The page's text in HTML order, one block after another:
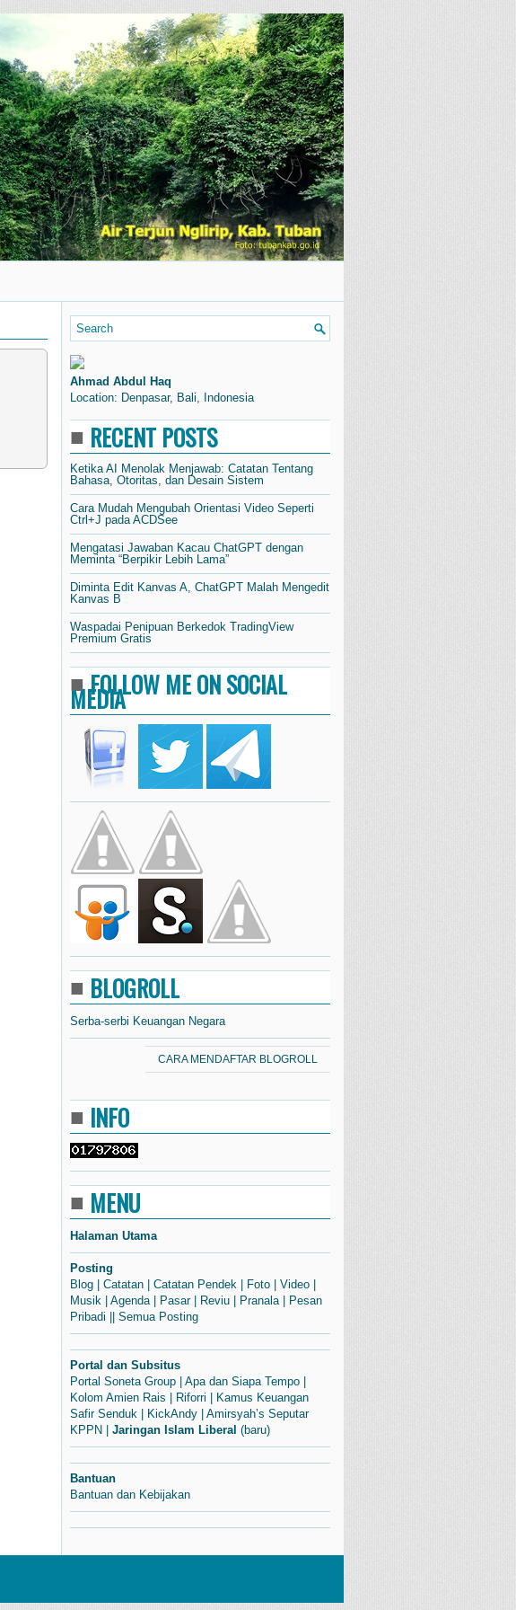
Ahmad Abdul Haq
Location: Denpasar, Bali, Indonesia
RECENT POSTS
Ketika AI Menolak Menjawab: Catatan Tentang
Bahasa, Otoritas, dan Desain Sistem
Cara Mudah Mengubah Orientasi Video Seperti
Ctrl+J pada ACDSee
Mengatasi Jawaban Kacau ChatGPT dengan
Meminta “Berpikir Lebih Lama”
Diminta Edit Kanvas A, ChatGPT Malah Mengedit
Kanvas B
Waspadai Penipuan Berkedok TradingView
Premium Gratis
FOLLOW ME ON SOCIAL
MEDIA
BLOGROLL
Serba-serbi Keuangan Negara
CARA MENDAFTAR BLOGROLL
INFO
MENU
Halaman Utama
Posting
Blog
Catatan Catatan Pendek Foto Video
Musik
Agenda| Pasar| Reviu Pranala|
Pesan
Pribadi
Semua Posting
Portal dan Subsitus
Portal Soneta Group
Apa dan Siapa Tempo
Kolom Amien Rais
Riforri
Kamus Keuangan
Safir Senduk
KickAndy
Amirsyah’s Seputar
KPPN
Jaringan Islam Liberal (baru)
Bantuan
Bantuan dan Kebijakan